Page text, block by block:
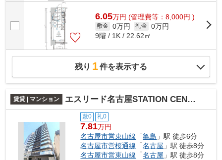
6.05万円 (管理費等：8,000円 )
敷金 0万円 礼金 0万円
9階 / 1K / 22.62㎡
残り 1件を表示する
賃貸 | マンション エスリード名古屋STATION CENTRAL
敷0 礼0
7.81万円
名古屋市営東山線 「亀島 」駅 徒歩6分
名古屋市営桜通線 「名古屋 」駅 徒歩8分
名古屋市営東山線 「名古屋 」駅 徒歩8分